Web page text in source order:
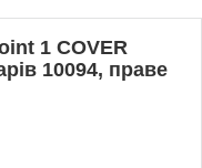
1 COVER
10094, праве